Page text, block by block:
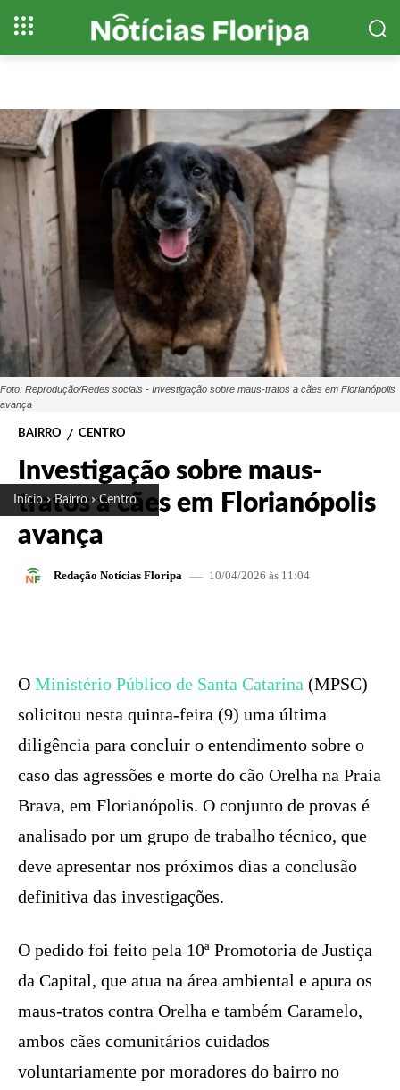
Início Bairro Centro
Foto: Reprodução/Redes sociais - Investigação sobre maus-tratos a cães em Florianópolis
avança
BAIRRO CENTRO
Investigação sobre maus-
tratos a cães em Florianópolis
avança
Redação Notícias Floripa 10/04/2026 às 11:04
O Ministério Público de Santa Catarina (MPSC)
solicitou nesta quinta-feira (9) uma última
diligência para concluir o entendimento sobre o
caso das agressões e morte do cão Orelha na Praia
Brava, em Florianópolis. O conjunto de provas é
analisado por um grupo de trabalho técnico, que
deve apresentar nos próximos dias a conclusão
definitiva das investigações.
O pedido foi feito pela 10ª Promotoria de Justiça
da Capital, que atua na área ambiental e apura os
maus-tratos contra Orelha e também Caramelo,
ambos cães comunitários cuidados
voluntariamente por moradores do bairro no